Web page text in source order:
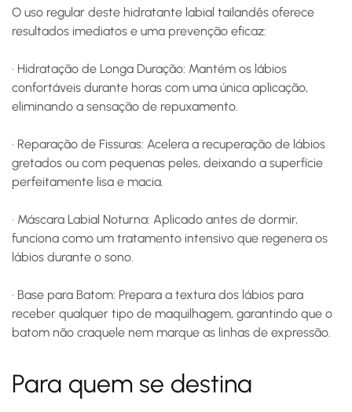
O uso regular deste hidratante labial tailandês oferece
resultados imediatos e uma prevenção eficaz:
· Hidratação de Longa Duração: Mantém os lábios
confortáveis durante horas com uma única aplicação,
eliminando a sensação de repuxamento.
· Reparação de Fissuras: Acelera a recuperação de lábios
gretados ou com pequenas peles, deixando a superfície
perfeitamente lisa e macia.
· Máscara Labial Noturna: Aplicado antes de dormir,
funciona como um tratamento intensivo que regenera os
lábios durante o sono.
· Base para Batom: Prepara a textura dos lábios para
receber qualquer tipo de maquilhagem, garantindo que o
batom não craquele nem marque as linhas de expressão.
Para quem se destina